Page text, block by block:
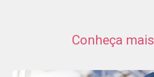
Conheça mais